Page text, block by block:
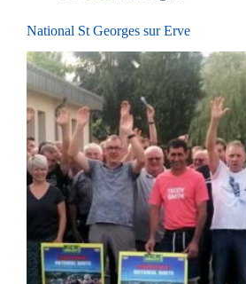
National St Georges sur Erve